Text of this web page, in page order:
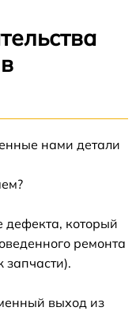
нами детали
дефекта, который
ремонта
выход из